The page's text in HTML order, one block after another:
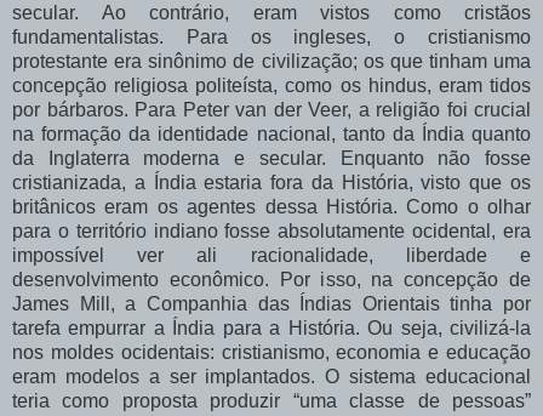
secular. Ao contrário, eram vistos como cristãos
fundamentalistas. Para os ingleses, o cristianismo
protestante era sinônimo de civilização; os que tinham uma
concepção religiosa politeísta, como os hindus, eram tidos
por bárbaros. Para Peter van der Veer, a religião foi crucial
na formação da identidade nacional, tanto da Índia quanto
da Inglaterra moderna e secular. Enquanto não fosse
cristianizada, a Índia estaria fora da História, visto que os
britânicos eram os agentes dessa História. Como o olhar
para o território indiano fosse absolutamente ocidental, era
impossível ver ali racionalidade, liberdade e
desenvolvimento econômico. Por isso, na concepção de
James Mill, a Companhia das Índias Orientais tinha por
tarefa empurrar a Índia para a História. Ou seja, civilizá-la
nos moldes ocidentais: cristianismo, economia e educação
eram modelos a ser implantados. O sistema educacional
teria como proposta produzir “uma classe de pessoas”